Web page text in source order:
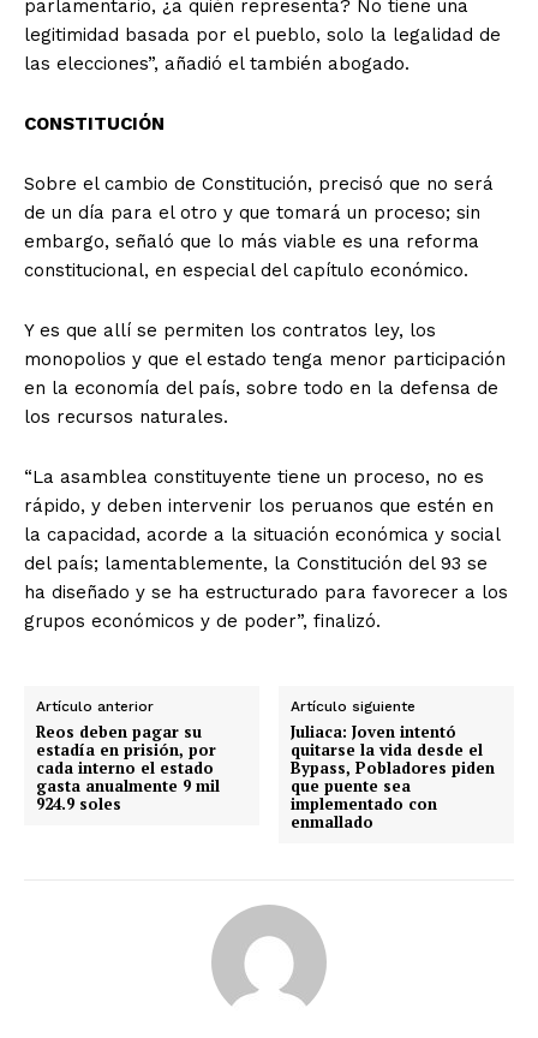
parlamentario, ¿a quién representa? No tiene una
legitimidad basada por el pueblo, solo la legalidad de
las elecciones”, añadió el también abogado.
CONSTITUCIÓN
Sobre el cambio de Constitución, precisó que no será
de un día para el otro y que tomará un proceso; sin
embargo, señaló que lo más viable es una reforma
constitucional, en especial del capítulo económico.
Y es que allí se permiten los contratos ley, los
monopolios y que el estado tenga menor participación
en la economía del país, sobre todo en la defensa de
los recursos naturales.
“La asamblea constituyente tiene un proceso, no es
rápido, y deben intervenir los peruanos que estén en
la capacidad, acorde a la situación económica y social
del país; lamentablemente, la Constitución del 93 se
ha diseñado y se ha estructurado para favorecer a los
grupos económicos y de poder”, finalizó.
Artículo anterior
Reos deben pagar su
estadía en prisión, por
cada interno el estado
gasta anualmente 9 mil
924.9 soles
Artículo siguiente
Juliaca: Joven intentó
quitarse la vida desde el
Bypass, Pobladores piden
que puente sea
implementado con
enmallado